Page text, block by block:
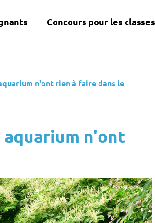
Concours pour les classes
n'ont rien à faire dans le
n'ont